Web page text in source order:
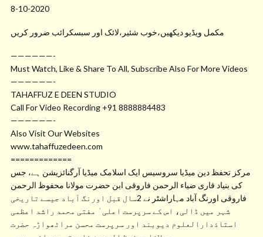
8-10-2020
مکمل ویڈیو دیکھیں،خوب شئیر،لائک اور سبسکرائب ضرور کریں
——————-
Must Watch, Like & Share To All, Subscribe Also For More Videos
——————-
TAHAFFUZ E DEEN STUDIO
Call For Video Recording +91 8888884483
——————-
Also Visit Our Websites
www.tahaffuzedeen.com
=============
مرکز تحفظ دین میڈیا سروسیس ایک اسلامک میڈیا آرگنائزیشن ہے، جس
کی بنیاد قاری ضیاء الرحمن فاروقی ابن حضرت مولانا محفوظ الرحمن
فاروقی اورنگ آباد مہاراشٹر نے 2سال قبل اورنگ آباد جیسے تاریخی
شہر میں ڈالی، اس کے سرپرست اعلی ٰ مفتی محمد راشد اعظمی
استاذدارالعلوم دیوبند اور سرپرست محسن مراٹھواڑہ حضرت